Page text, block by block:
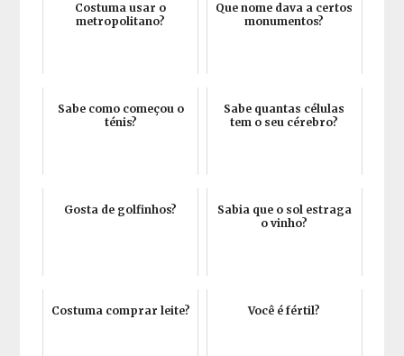
Costuma usar o
metropolitano?
Que nome dava a certos
monumentos?
Sabe como começou o
ténis?
Sabe quantas células
tem o seu cérebro?
Gosta de golfinhos?
Sabia que o sol estraga
o vinho?
Costuma comprar leite? Você é fértil?